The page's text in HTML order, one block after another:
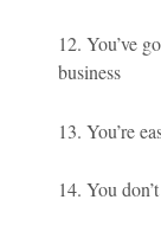
12. You’ve
business
13. You’re
14. You